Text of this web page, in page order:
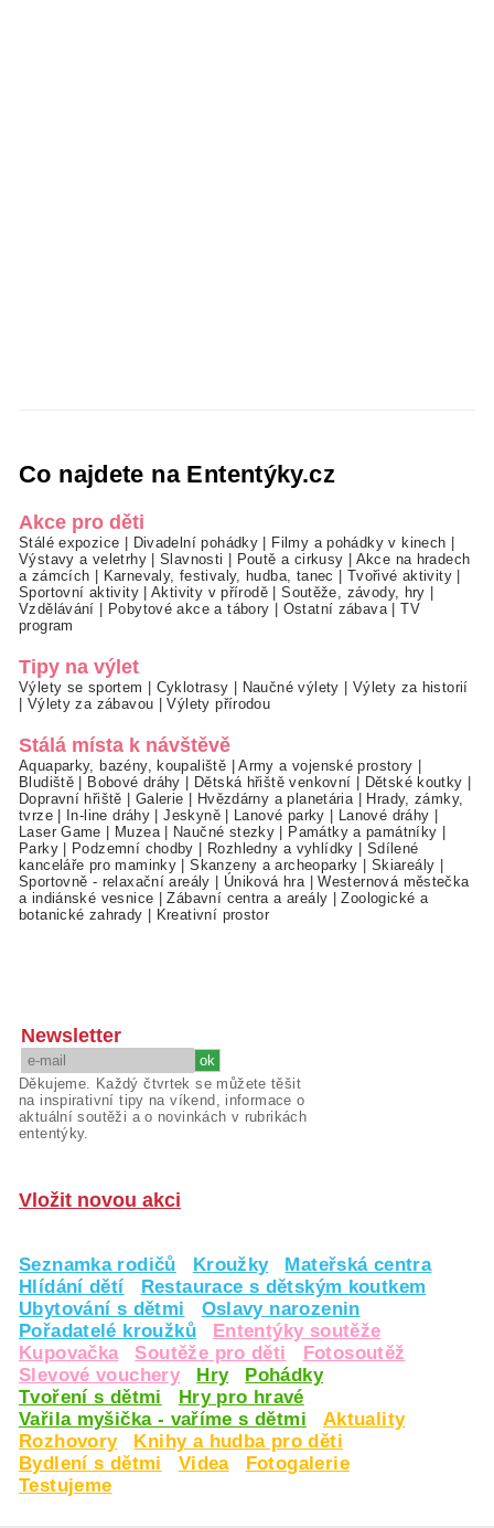
Co najdete na Ententýky.cz
Akce pro děti
Stálé expozice Divadelní pohádky Filmy a pohádky v kinech
Výstavy a veletrhy|Slavnosti Poutě a cirkusy
Akce na hradech
a zámcích
Karnevaly, festivaly, hudba, tanec Tvořivé aktivity
Sportovní aktivity|Aktivity v přírodě |Soutěže, závody, hry
Vzdělávání
Pobytové akce a tábory Ostatní zábava|TV
program
Tipy na výlet
Výlety se sportem Cyklotrasy Naučné výlety
Výlety za historií
Výlety za zábavou |Výlety přírodou
Stálá místa k návštěvě
Aquaparky, bazény, koupaliště |Army a vojenské prostory
Bludiště
Bobové dráhy Dětská hřiště venkovní Dětské koutky
Dopravní hřiště
Galerie Hvězdárny a planetária|
Hrady, zámky,
tvrze| In-line dráhy |Jeskyně| Lanové parky Lanové dráhy
Laser Game
Muzea| Naučné stezky Památky a památníky
Parky| Podzemní chodby Rozhledny a vyhlídky
Sdílené
kanceláře pro maminky |Skanzeny a archeoparky Skiareály
Sportovně - relaxační areály
Úniková hra|Westernová městečka
a indiánské vesnice |Zábavní centra a areály |Zoologické a
botanické zahrady
Kreativní prostor
Newsletter
Děkujeme. Každý čtvrtek se můžete těšit
na inspirativní tipy na víkend, informace o
aktuální soutěži a o novinkách v rubrikách
ententýky.
Vložit novou akci
Seznamka rodičů Kroužky
Mateřská centra
Hlídání dětí
Restaurace s dětským koutkem
Ubytování s dětmi
Oslavy narozenin
Pořadatelé kroužků
Ententýky soutěže
Kupovačka
Soutěže pro děti
Fotosoutěž
Slevové vouchery
Hry
Pohádky
Tvoření s dětmi
Hry pro hravé
Vařila myšička - vaříme s dětmi
Aktuality
Rozhovory
Knihy a hudba pro děti
Bydlení s dětmi
Videa
Fotogalerie
Testujeme